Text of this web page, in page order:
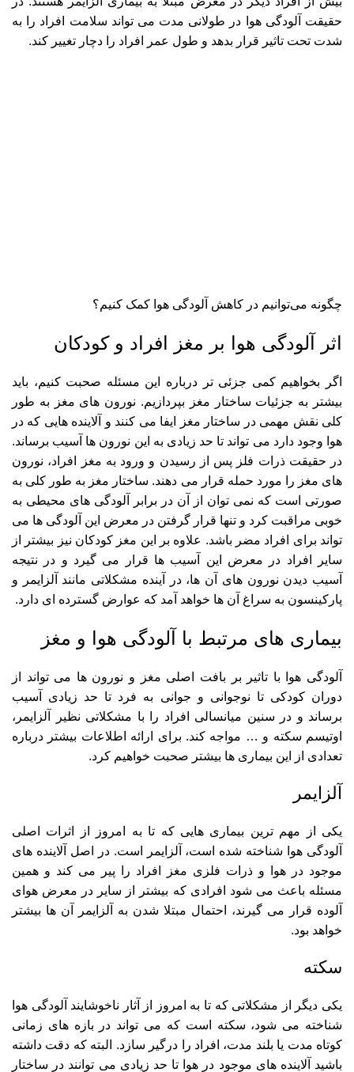
حقیقت آلودگی هوا در طولانی مدت می تواند سلامت افراد را به
شدت تحت تاثیر قرار بدهد و طول عمر افراد را دچار تغییر کند.
چگونه می‌توانیم در کاهش آلودگی هوا کمک کنیم؟
اثر آلودگی هوا بر مغز افراد و کودکان
اگر بخواهیم کمی جزئی تر درباره این مسئله صحبت کنیم، باید
بیشتر به جزئیات ساختار مغز بپردازیم. نورون های مغز به طور
کلی نقش مهمی در ساختار مغز ایفا می کنند و آلاینده هایی که در
هوا وجود دارد می تواند تا حد زیادی به این نورون ها آسیب برساند.
در حقیقت ذرات فلز پس از رسیدن و ورود به مغز افراد، نورون
های مغز را مورد حمله قرار می دهند. ساختار مغز به طور کلی به
صورتی است که نمی توان از آن در برابر آلودگی های محیطی به
خوبی مراقبت کرد و تنها قرار گرفتن در معرض این آلودگی ها می
تواند برای افراد مضر باشد. علاوه بر این مغز کودکان نیز بیشتر از
سایر افراد در معرض این آسیب ها قرار می گیرد و در نتیجه
آسیب دیدن نورون های آن ها، در آینده مشکلاتی مانند آلزایمر و
پارکینسون به سراغ آن ها خواهد آمد که عوارض گسترده ای دارد.
بیماری های مرتبط با آلودگی هوا و مغز
آلودگی هوا با تاثیر بر بافت اصلی مغز و نورون ها می تواند از
دوران کودکی تا نوجوانی و جوانی به فرد تا حد زیادی آسیب
برساند و در سنین میانسالی افراد را با مشکلاتی نظير آلزایمر،
اوتیسم سکته و … مواجه کند. برای ارائه اطلاعات بیشتر درباره
تعدادی از این بیماری ها بیشتر صحبت خواهیم کرد.
آلزایمر
یکی از مهم ترین بیماری هایی که تا به امروز از اثرات اصلی
آلودگی هوا شناخته شده است، آلزایمر است. در اصل آلاینده های
موجود در هوا و ذرات فلزی مغز افراد را پیر می کند و همین
مسئله باعث می شود افرادی که بیشتر از سایر در معرض هوای
آلوده قرار می گیرند، احتمال مبتلا شدن به آلزایمر آن ها بیشتر
خواهد بود.
سکته
یکی دیگر از مشکلاتی که تا به امروز از آثار ناخوشایند آلودگی هوا
شناخته می شود، سکته است که می تواند در بازه های زمانی
کوتاه مدت یا بلند مدت، افراد را درگیر سازد. البته که دقت داشته
باشید آلاینده های موجود در هوا تا حد زیادی می توانند در ساختار